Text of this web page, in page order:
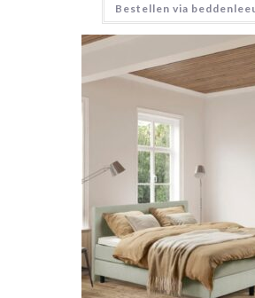
Bestellen via